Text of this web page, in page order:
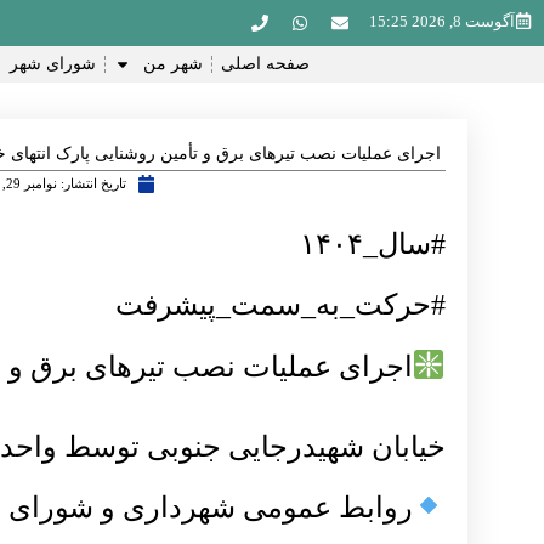
آگوست 8, 2026 15:25
صفحه اصلی شهر من شورای شهر
اجرای عملیات نصب تیرهای برق و تأمین روشنایی پارک انتهای
تاریخ انتشار: نوامبر 29, 2025
#سال_۱۴۰۴
#حرکت_به_سمت_پیشرفت
اجرای عملیات نصب تیرهای برق و
خیابان شهیدرجایی جنوبی توسط
روابط عمومی شهرداری و شورای